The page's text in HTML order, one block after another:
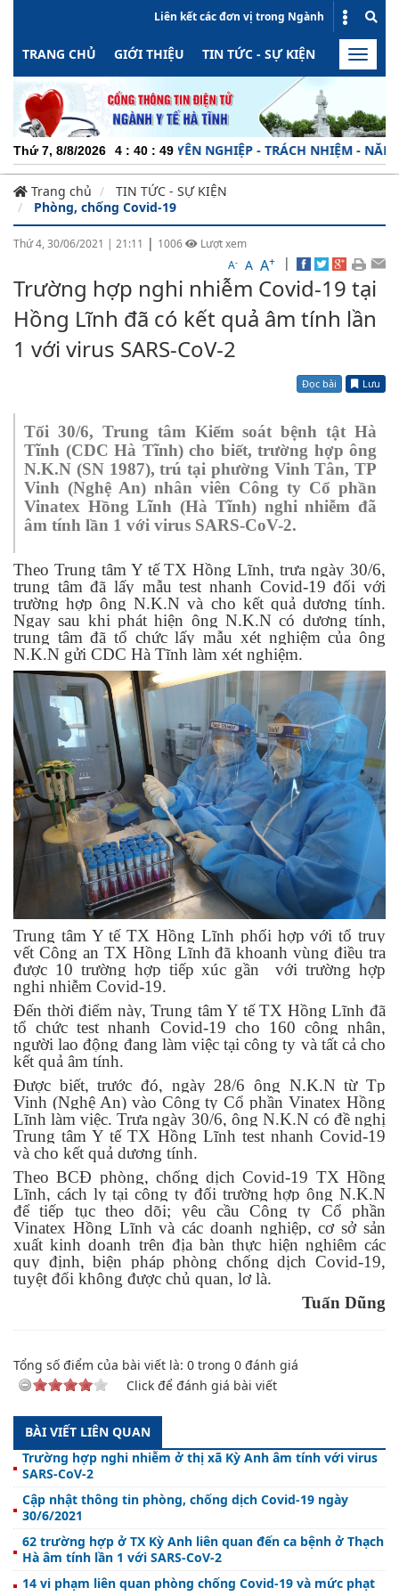
Liên kết các đơn vị trong Ngành
TRANG CHỦ GIỚI THIỆU TIN TỨC - SỰ KIỆN HOẠT
Toggle
Thứ 7, 8/8/2026 4 : 40 : 49
CHUYÊN NGHIỆP - TRÁCH NHIỆM - NĂNG
Trang chủ
TIN TỨC - SỰ KIỆN
Phòng, chống Covid-19
Thứ 4, 30/06/2021 | 21:11 | 1006
Lượt xem
A- A A+ |
Trường hợp nghi nhiễm Covid-19 tại
Hồng Lĩnh đã có kết quả âm tính lần
1 với virus SARS-CoV-2
Đọc bài Lưu
Tối 30/6, Trung tâm Kiểm soát bệnh tật Hà
Tĩnh (CDC Hà Tĩnh) cho biết, trường hợp ông
N.K.N (SN 1987), trú tại phường Vinh Tân, TP
Vinh (Nghệ An) nhân viên Công ty Cổ phần
Vinatex Hồng Lĩnh (Hà Tĩnh) nghi nhiễm đã
âm tính lần 1 với virus SARS-CoV-2.
Theo Trung tâm Y tế TX Hồng Lĩnh, trưa ngày 30/6,
trung tâm đã lấy mẫu test nhanh Covid-19 đối với
trường hợp ông N.K.N và cho kết quả dương tính.
Ngay sau khi phát hiện ông N.K.N có dương tính,
trung tâm đã tổ chức lấy mẫu xét nghiệm của ông
N.K.N gửi CDC Hà Tĩnh làm xét nghiệm.
Trung tâm Y tế TX Hồng Lĩnh phối hợp với tổ truy
vết Công an TX Hồng Lĩnh đã khoanh vùng điều tra
được 10 trường hợp tiếp xúc gần với trường hợp
nghi nhiễm Covid-19.
Đến thời điểm này, Trung tâm Y tế TX Hồng Lĩnh đã
tổ chức test nhanh Covid-19 cho 160 công nhân,
người lao động đang làm việc tại công ty và tất cả cho
kết quả âm tính.
Được biết, trước đó, ngày 28/6 ông N.K.N từ Tp
Vinh (Nghệ An) vào Công ty Cổ phần Vinatex Hồng
Lĩnh làm việc. Trưa ngày 30/6, ông N.K.N có đề nghị
Trung tâm Y tế TX Hồng Lĩnh test nhanh Covid-19
và cho kết quả dương tính.
Theo BCĐ phòng, chống dịch Covid-19 TX Hồng
Lĩnh, cách ly tại công ty đối trường hợp ông N.K.N
để tiếp tục theo dõi; yêu cầu Công ty Cổ phần
Vinatex Hồng Lĩnh và các doanh nghiệp, cơ sở sản
xuất kinh doanh trên địa bàn thực hiện nghiêm các
quy định, biện pháp phòng chống dịch Covid-19,
tuyệt đối không được chủ quan, lơ là.
Tuấn Dũng
Tổng số điểm của bài viết là: 0 trong 0 đánh giá
Click để đánh giá bài viết
BÀI VIẾT LIÊN QUAN
Trường hợp nghi nhiễm ở thị xã Kỳ Anh âm tính với virus
SARS-CoV-2
Cập nhật thông tin phòng, chống dịch Covid-19 ngày
30/6/2021
62 trường hợp ở TX Kỳ Anh liên quan đến ca bệnh ở Thạch
Hà âm tính lần 1 với SARS-CoV-2
14 vi phạm liên quan phòng chống Covid-19 và mức phạt